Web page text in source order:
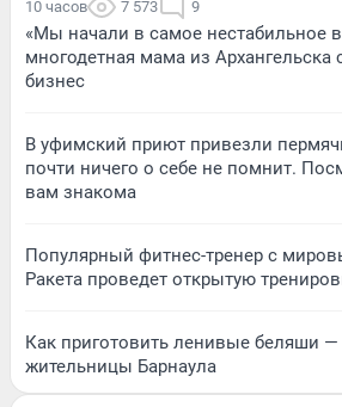
10 часов 7 573 9
«Мы начали в самое нестабильное
многодетная мама из Архангельска
бизнес
В уфимский приют привезли
почти ничего о себе не помнит.
вам знакома
Популярный фитнес-тренер с
Ракета проведет открытую
Как приготовить ленивые беляши —
жительницы Барнаула